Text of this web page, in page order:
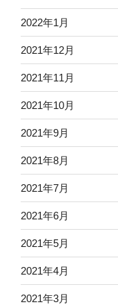
2022年1月
2021年12月
2021年11月
2021年10月
2021年9月
2021年8月
2021年7月
2021年6月
2021年5月
2021年4月
2021年3月